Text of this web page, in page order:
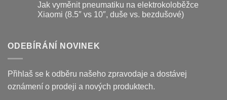
na
koloběžce
poruchy
koloběžek
Kugoo
opravit
u
textu
s
displeje
Pro
a
jak
je
Jak vyměnit pneumatiku na elektrokoloběžce
Xiaomi (8.5″ vs 10″, duše vs. bezdušové)
textu
vyměnit
pneumatiku
na
elektrokoloběžce
ODEBÍRÁNÍ NOVINEK
Přihlaš se k odběru našeho zpravodaje a dostávej
oznámení o prodeji a nových produktech.